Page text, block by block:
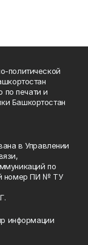
политической
по печати и
Башкортостан
в Управлении
по
номер ПИ № ТУ
информации